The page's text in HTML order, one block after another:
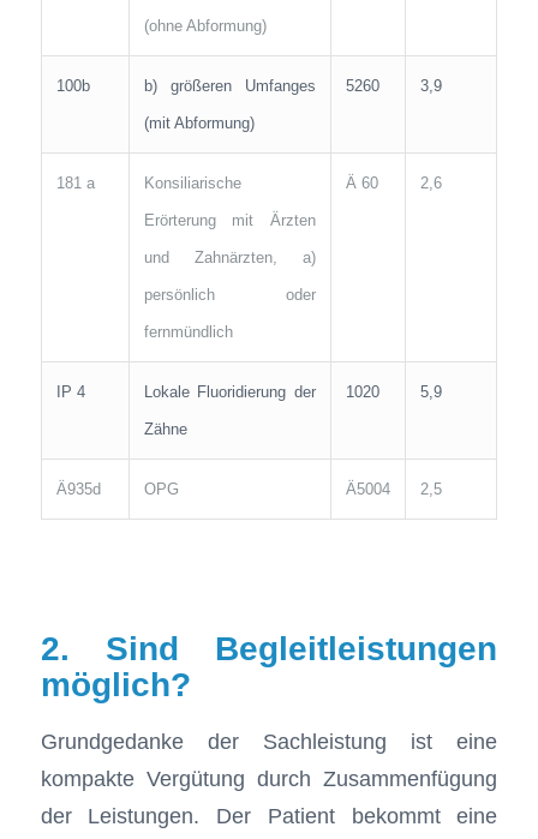
(ohne Abformung)
100b b) größeren Umfanges
(mit Abformung)
5260 3,9
181 a Konsiliarische
Erörterung mit Ärzten
und Zahnärzten, a)
persönlich oder
fernmündlich
Ä 60 2,6
IP 4 Lokale Fluoridierung der
Zähne
1020 5,9
Ä935d OPG Ä5004 2,5
2. Sind Begleitleistungen
möglich?
Grundgedanke der Sachleistung ist eine
kompakte Vergütung durch Zusammenfügung
der Leistungen. Der Patient bekommt eine